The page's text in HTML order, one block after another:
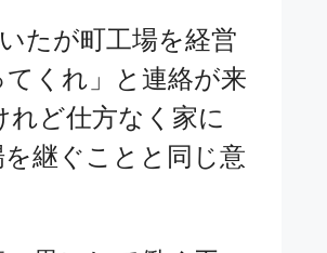
たが町工場を経営
くれ」と連絡が来
ど仕方なく家に
継ぐことと同じ意